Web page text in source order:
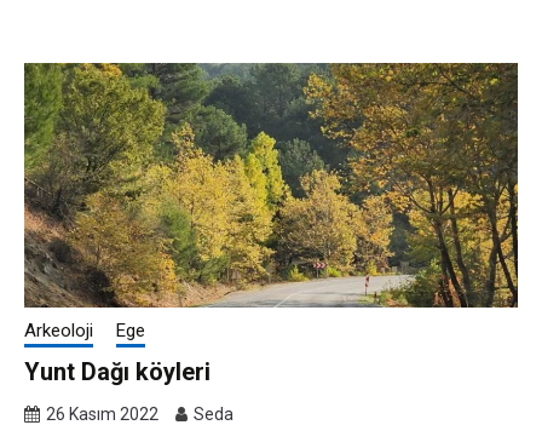
Arkeoloji Ege
Yunt Dağı köyleri
26 Kasım 2022 Seda